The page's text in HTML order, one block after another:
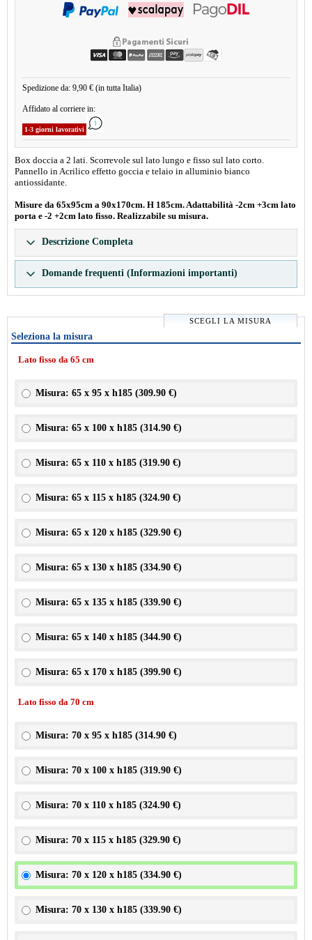
Spedizione da: 9,90 € (in tutta Italia)
Affidato al corriere in:
1-3 giorni lavorativi
Box doccia a 2 lati. Scorrevole sul lato lungo e fisso sul lato corto.
Pannello in Acrilico effetto goccia e telaio in alluminio bianco
antiossidante.
Misure da 65x95cm a 90x170cm. H 185cm. Adattabilità -2cm +3cm lato
porta e -2 +2cm lato fisso. Realizzabile su misura.
Descrizione Completa
Domande frequenti (Informazioni importanti)
SCEGLI LA MISURA
Seleziona la misura
Lato fisso da 65 cm
Misura: 65 x 95 x h185 (309.90 €)
Misura: 65 x 100 x h185 (314.90 €)
Misura: 65 x 110 x h185 (319.90 €)
Misura: 65 x 115 x h185 (324.90 €)
Misura: 65 x 120 x h185 (329.90 €)
Misura: 65 x 130 x h185 (334.90 €)
Misura: 65 x 135 x h185 (339.90 €)
Misura: 65 x 140 x h185 (344.90 €)
Misura: 65 x 170 x h185 (399.90 €)
Lato fisso da 70 cm
Misura: 70 x 95 x h185 (314.90 €)
Misura: 70 x 100 x h185 (319.90 €)
Misura: 70 x 110 x h185 (324.90 €)
Misura: 70 x 115 x h185 (329.90 €)
Misura: 70 x 120 x h185 (334.90 €)
Misura: 70 x 130 x h185 (339.90 €)